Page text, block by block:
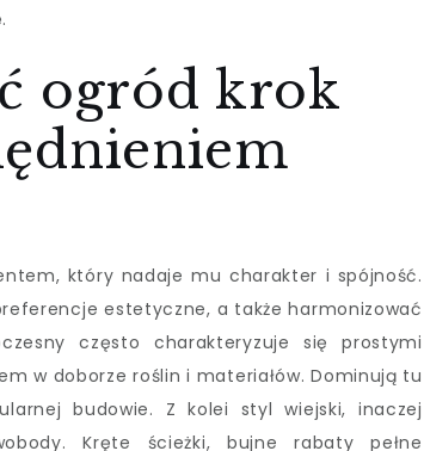
ogród krok
który nadaje mu charakter i spójność.
estetyczne, a także harmonizować
często charakteryzuje się prostymi
w doborze roślin i materiałów. Dominują tu
budowie. Z kolei styl wiejski, inaczej
Kręte ścieżki, bujne rabaty pełne